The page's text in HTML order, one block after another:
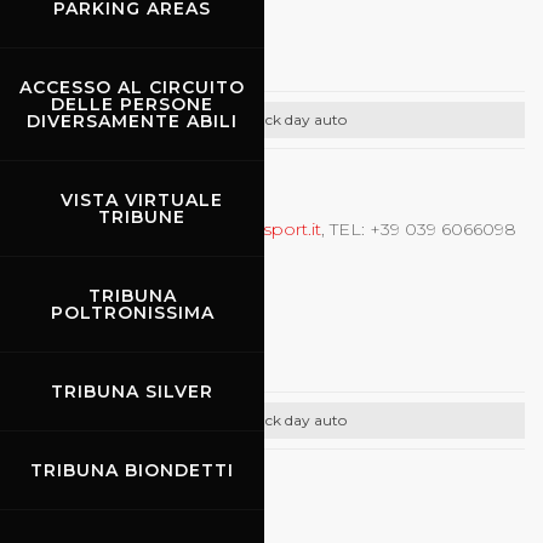
PARKING AREAS
ACCESSO AL CIRCUITO
DELLE PERSONE
DIVERSAMENTE ABILI
VISTA VIRTUALE
TRIBUNE
TRIBUNA
POLTRONISSIMA
TRIBUNA SILVER
TRIBUNA BIONDETTI
15.10.2026
Track day auto
Prove libere auto,info@puresport.it, TEL: +39 039 6066098
19.10.2026-20.10.2026
Track day auto